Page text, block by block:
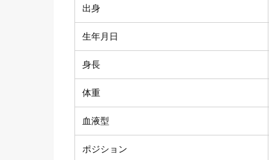
出身
生年月日
身長
体重
血液型
ポジション